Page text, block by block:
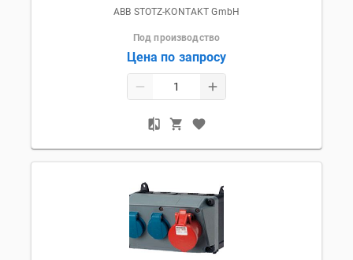
ABB STOTZ-KONTAKT GmbH
Под производство
Цена по запросу